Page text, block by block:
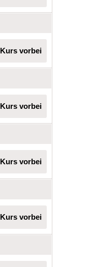
Kurs vorbei
Kurs vorbei
Kurs vorbei
Kurs vorbei